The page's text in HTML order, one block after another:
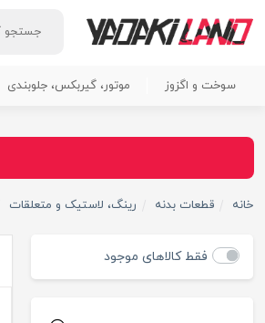
سوخت و اگزوز موتور، گیربکس، جلوبندی
خانه قطعات بدنه رینگ، لاستیک و متعلقات
فقط کالاهای موجود